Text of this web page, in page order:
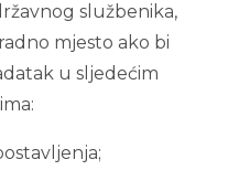
službenika,
mjesto ako bi
u sljedećim